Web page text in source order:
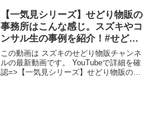
【一気見シリーズ】せどり物販の
事務所はこんな感じ。スズキやコ
ンサル生の事例を紹介！#せどり
#事務所 #作り方
この動画は スズキのせどり物販チャンネ
ルの最新動画です。 YouTubeで詳細を確
認=>【一気見シリーズ】せどり物販の事